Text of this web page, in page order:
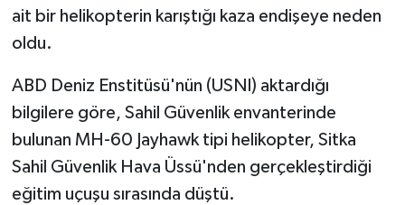
ait bir helikopterin karıştığı kaza endişeye neden
oldu.
ABD Deniz Enstitüsü'nün (USNI) aktardığı
bilgilere göre, Sahil Güvenlik envanterinde
bulunan MH-60 Jayhawk tipi helikopter, Sitka
Sahil Güvenlik Hava Üssü'nden gerçekleştirdiği
eğitim uçuşu sırasında düştü.